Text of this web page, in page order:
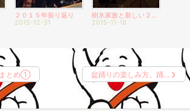
２０１５年振り返り
2015-12-31
樹氷家族と新しい２つの家族
2015-11-18
まとめ① 盆踊りの楽しみ方。踊…